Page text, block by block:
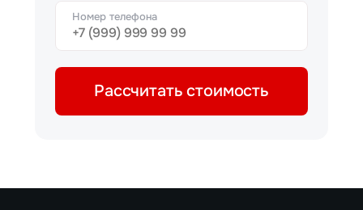
Номер телефона
Рассчитать стоимость